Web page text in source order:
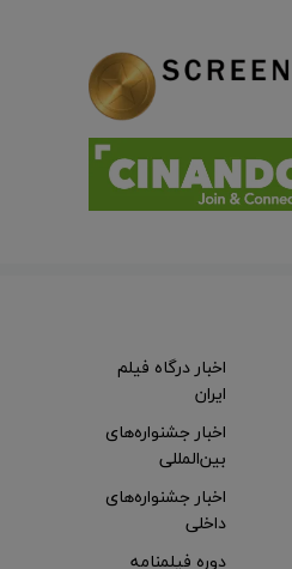
اخبار درگاه فیلم
ایران
اخبار جشنواره‌های
بین‌المللی
اخبار جشنواره‌های
داخلی
دوره فیلمنامه